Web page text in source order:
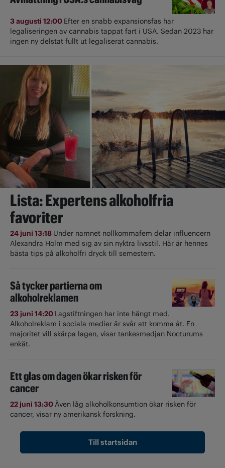
3 augusti 12:00 Efter en snabb expansionsfas har
legaliseringen av cannabis tappat fart i USA. Sedan 2023 har
ingen ny delstat fullt ut ­legaliserat cannabis.
Lista: Expertens alkoholfria
favoriter
24 juni 13:18 Under namnet nollkommafem delar influencern
Alexandra Holm med sig av sin nyktra livsstil. Här är hennes
bästa tips på alkoholfri dryck till semestern.
Så tycker partierna om
alkoholreklamen
23 juni 14:20 Lagstiftningen har inte hängt med.
Alkoholreklam i sociala medier är svår att komma åt. En
majoritet vill skärpa lagen, visar tankesmedjan Nocturums
enkät.
Ett glas om dagen ökar risken för
cancer
22 juni 13:30Även låg alkoholkonsumtion ökar risken för
cancer, visar ny amerikansk forskning.
Till startsidan